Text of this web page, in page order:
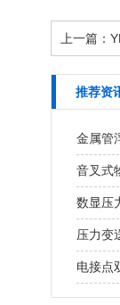
上一篇：
推荐资
金属管
音叉式
数显压
压力变
电接点